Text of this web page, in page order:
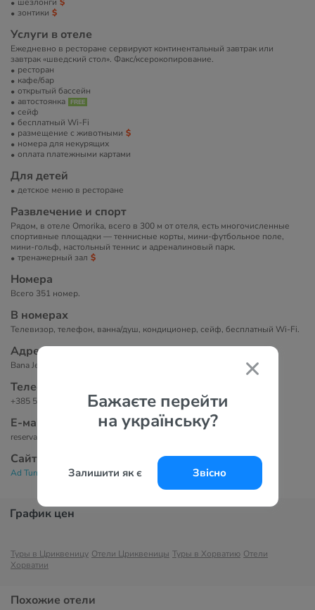
Бажаєте перейти
на українську?
Залишити як є Звісно
зонтики
Услуги в отеле
Ежедневно в ресторане сервируют континентальный завтрак или
завтрак «шведский стол». Факс/ксерокопирование.
ресторан
кафе/бар
открытый бассейн
автостоянка
сейф
бесплатный Wi-Fi
размещение с животными
номера для некурящих
оплата платежными картами
Для детей
детское меню в ресторане
Развлечение и спорт
Рядом, в отеле Omorika, всего в 300 м от отеля, есть многочисленные
спортивные площадки — теннисные корты, мини-футбольное поле,
мини-гольф, настольный теннис и адреналиновый парк.
тренажерный зал
Номера
Всего 351 номер.
В номерах
Телевизор, телефон, ванна/душ, кондиционер, сейф, бесплатный Wi-Fi.
Адрес
Bana Jelačića 16, 51260 Crikvenica
Телефоны
+385 51 800 480
Е-маil
reservations@jadran-crikvenica.hr
Сайт
Ad Turres Holiday Resort 3*
График цен
Туры в Цриквеницу Отели Цриквеницы Туры в Хорватию Отели
Хорватии
Похожие отели